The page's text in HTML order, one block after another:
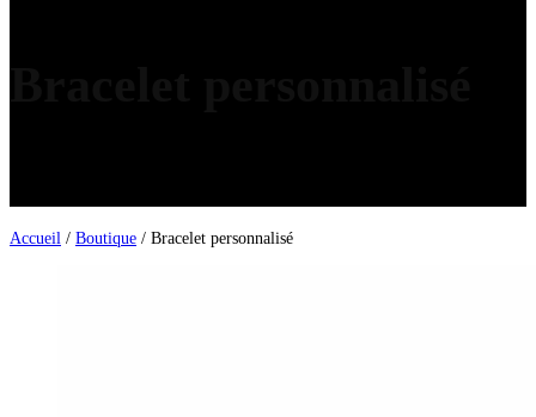
Accueil / Boutique / Bracelet personnalisé